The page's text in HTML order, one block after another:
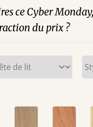
ce Cyber
du prix ?